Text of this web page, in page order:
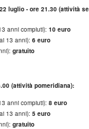
luglio - ore 21.30 (attività
anni compiuti): 10 euro
13 anni): 6 euro
gratuito
(attività pomeridiana):
anni compiuti): 8 euro
13 anni): 5 euro
gratuito